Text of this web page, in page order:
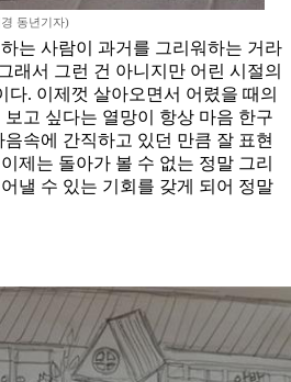
동년기자)
는 사람이 과거를 그리워하는 거라
래서 그런 건 아니지만 어린 시절의
다. 이제껏 살아오면서 어렸을 때의
고 싶다는 열망이 항상 마음 한구
속에 간직하고 있던 만큼 잘 표현
제는 돌아가 볼 수 없는 정말 그리
낼 수 있는 기회를 갖게 되어 정말